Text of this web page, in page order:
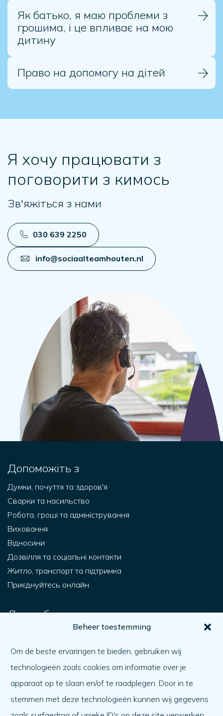
Beheer toestemming
Om de beste ervaringen te bieden, gebruiken wij
technologieën zoals cookies om informatie over je
apparaat op te slaan en/of te raadplegen. Door in te
stemmen met deze technologieën kunnen wij gegevens
Як батько, я маю проблеми з
грошима, і це впливає на мою
дитину
Право на допомогу на дітей
Я хочу працювати з
поговорити з кимось
Зв'яжіться з нами
030 639 2250
info@sociaalteamhouten.nl
Допоможіть з
Думки, почуття та здоров'я
Сварки та насильство
Робота, гроші та адміністрування
Виховання
Відносини
Дозвілля та соціальні контакти
Житло, транспорт та підтримка
Приєднуйтесь онлайн
Для тебе.
Як я можу отримати допомогу?
Допомагаючи іншому
Порядок денний
Про нас